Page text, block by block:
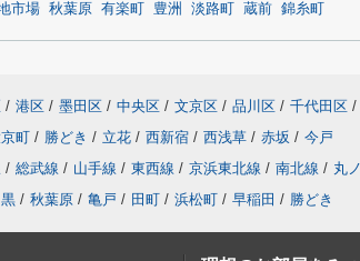
市場 秋葉原 有楽町 豊洲 淡路町 蔵前 錦糸町
/ 港区 / 墨田区 / 中央区 / 文京区 / 品川区 / 千代田区 /
町 / 勝どき / 立花 / 西新宿 / 西浅草 / 赤坂 / 今戸
/ 総武線 / 山手線 / 東西線 / 京浜東北線 / 南北線 / 丸
/ 秋葉原 / 亀戸 / 田町 / 浜松町 / 早稲田 / 勝どき